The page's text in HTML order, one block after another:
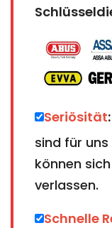
Seriösität:
sind für
können
verlassen.
Schnelle